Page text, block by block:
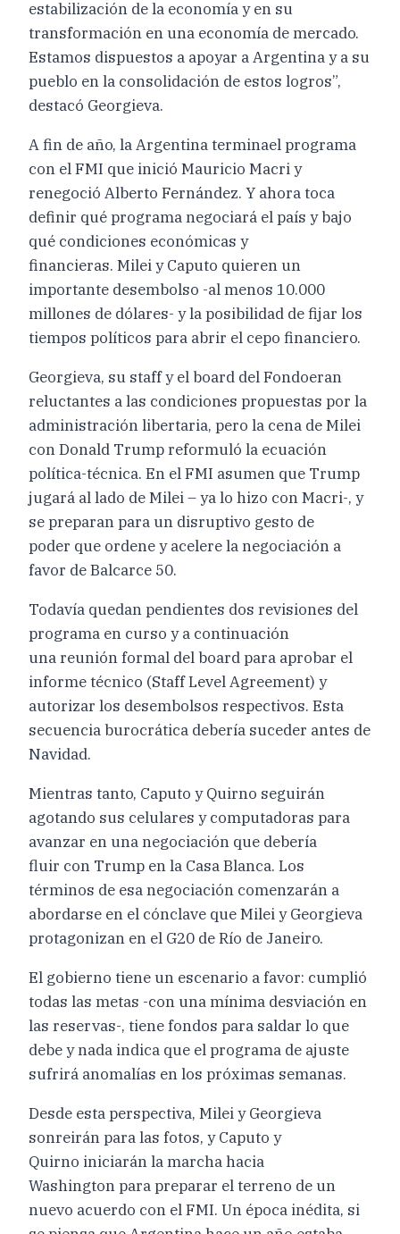
estabilización de la economía y en su
transformación en una economía de mercado.
Estamos dispuestos a apoyar a Argentina y a su
pueblo en la consolidación de estos logros”,
destacó Georgieva.
A fin de año, la Argentina terminael programa
con el FMI que inició Mauricio Macri y
renegoció Alberto Fernández. Y ahora toca
definir qué programa negociará el país y bajo
qué condiciones económicas y
financieras. Milei y Caputo quieren un
importante desembolso -al menos 10.000
millones de dólares- y la posibilidad de fijar los
tiempos políticos para abrir el cepo financiero.
Georgieva, su staff y el board del Fondoeran
reluctantes a las condiciones propuestas por la
administración libertaria, pero la cena de Milei
con Donald Trump reformuló la ecuación
política-técnica. En el FMI asumen que Trump
jugará al lado de Milei – ya lo hizo con Macri-, y
se preparan para un disruptivo gesto de
poder que ordene y acelere la negociación a
favor de Balcarce 50.
Todavía quedan pendientes dos revisiones del
programa en curso y a continuación
una reunión formal del board para aprobar el
informe técnico (Staff Level Agreement) y
autorizar los desembolsos respectivos. Esta
secuencia burocrática debería suceder antes de
Navidad.
Mientras tanto, Caputo y Quirno seguirán
agotando sus celulares y computadoras para
avanzar en una negociación que debería
fluir con Trump en la Casa Blanca. Los
términos de esa negociación comenzarán a
abordarse en el cónclave que Milei y Georgieva
protagonizan en el G20 de Río de Janeiro.
El gobierno tiene un escenario a favor: cumplió
todas las metas -con una mínima desviación en
las reservas-, tiene fondos para saldar lo que
debe y nada indica que el programa de ajuste
sufrirá anomalías en los próximas semanas.
Desde esta perspectiva, Milei y Georgieva
sonreirán para las fotos, y Caputo y
Quirno iniciarán la marcha hacia
Washington para preparar el terreno de un
nuevo acuerdo con el FMI. Un época inédita, si